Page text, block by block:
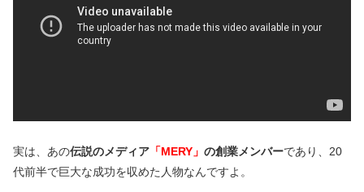
実は、あの伝説のメディア 「MERY」 の創業メンバーであり、20
代前半で巨大な成功を収めた人物なんですよ。